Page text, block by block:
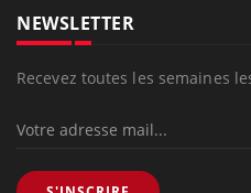
NEWSLETTER
Recevez toutes les semaines